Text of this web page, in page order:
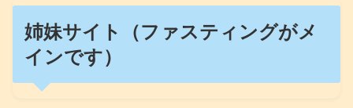
姉妹サイト（ファスティングがメ
インです）